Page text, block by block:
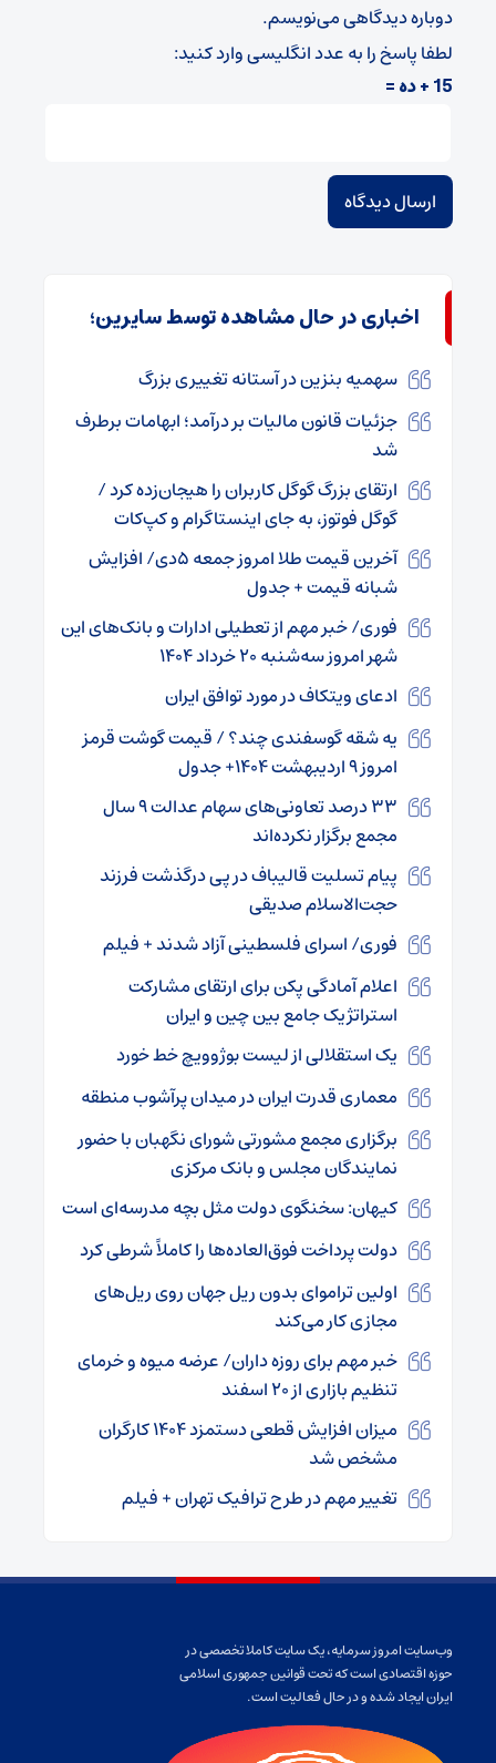
دوباره دیدگاهی می‌نویسم.
لطفا پاسخ را به عدد انگلیسی وارد کنید:
15 + ده =
اخباری در حال مشاهده توسط سایرین؛
سهمیه بنزین در آستانه تغییری بزرگ
جزئیات قانون مالیات بر درآمد؛ ابهامات برطرف
شد
ارتقای بزرگ گوگل کاربران را هیجان‌زده کرد /
گوگل فوتوز، به جای اینستاگرام و کپ‌کات
آخرین قیمت طلا امروز جمعه ۵دی/ افزایش
شبانه قیمت + جدول
فوری/ خبر مهم از تعطیلی ادارات و بانک‌های این
شهر امروز سه‌شنبه ۲۰ خرداد ۱۴۰۴
ادعای ویتکاف در مورد توافق ایران
یه شقه گوسفندی چند؟ / قیمت گوشت قرمز
امروز ۹ اردیبهشت ۱۴۰۴+ جدول
۳۳ درصد تعاونی‌های سهام عدالت ۹ سال
مجمع برگزار نکرده‌اند
پیام تسلیت قالیباف در پی درگذشت فرزند
حجت‌الاسلام صدیقی
فوری/ اسرای فلسطینی آزاد شدند + فیلم
اعلام آمادگی پکن برای ارتقای مشارکت
استراتژیک جامع بین چین و ایران
یک استقلالی از لیست بوژوویچ خط خورد
معماری قدرت ایران در میدان پرآشوب منطقه
برگزاری مجمع مشورتی شورای نگهبان با حضور
نمایندگان مجلس و بانک مرکزی
کیهان: سخنگوی دولت مثل بچه مدرسه‌ای است
دولت پرداخت فوق‌العاده‌ها را کاملاً شرطی کرد
اولین تراموای بدون ریل جهان روی ریل‌های
مجازی کار می‌کند
خبر مهم برای روزه داران/ عرضه میوه و خرمای
تنظیم بازاری از ۲۰ اسفند
میزان افزایش قطعی دستمزد ۱۴۰۴ کارگران
مشخص شد
تغییر مهم در طرح ترافیک تهران + فیلم
وب‌سایت امروز سرمایه، یک سایت کاملا تخصصی در
حوزه اقتصادی است که تحت قوانین جمهوری اسلامی
ایران ایجاد شده و در حال فعالیت است.